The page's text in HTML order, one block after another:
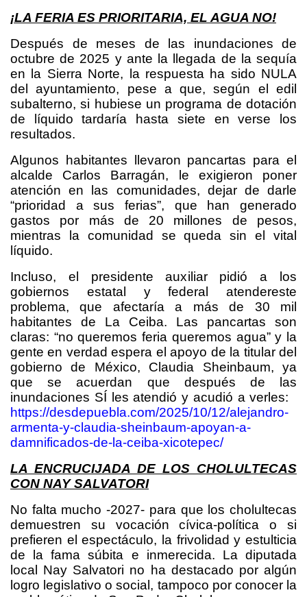
¡LA FERIA ES PRIORITARIA, EL AGUA NO!
Después de meses de las inundaciones de
octubre de 2025 y ante la llegada de la sequía
en la Sierra Norte, la respuesta ha sido NULA
del ayuntamiento, pese a que, según el edil
subalterno, si hubiese un programa de dotación
de líquido tardaría hasta siete en verse los
resultados.
Algunos habitantes llevaron pancartas para el
alcalde Carlos Barragán, le exigieron poner
atención en las comunidades, dejar de darle
“prioridad a sus ferias”, que han generado
gastos por más de 20 millones de pesos,
mientras la comunidad se queda sin el vital
líquido.
Incluso, el presidente auxiliar pidió a los
gobiernos estatal y federal atendereste
problema, que afectaría a más de 30 mil
habitantes de La Ceiba. Las pancartas son
claras: “no queremos feria queremos agua” y la
gente en verdad espera el apoyo de la titular del
gobierno de México, Claudia Sheinbaum, ya
que se acuerdan que después de las
inundaciones SÍ les atendió y acudió a verles:
https://desdepuebla.com/2025/10/12/alejandro-
armenta-y-claudia-sheinbaum-apoyan-a-
damnificados-de-la-ceiba-xicotepec/
LA ENCRUCIJADA DE LOS CHOLULTECAS
CON NAY SALVATORI
No falta mucho -2027- para que los cholultecas
demuestren su vocación cívica-política o si
prefieren el espectáculo, la frivolidad y estulticia
de la fama súbita e inmerecida. La diputada
local Nay Salvatori no ha destacado por algún
logro legislativo o social, tampoco por conocer la